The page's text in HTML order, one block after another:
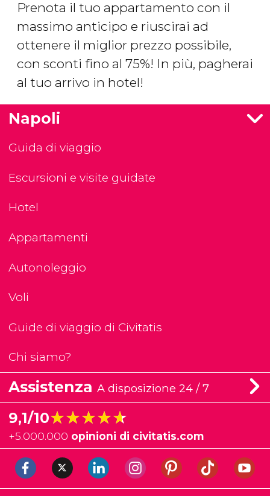
Prenota il tuo appartamento con il
massimo anticipo e riuscirai ad
ottenere il miglior prezzo possibile,
con sconti fino al 75%! In più, pagherai
al tuo arrivo in hotel!
Napoli
Guida di viaggio
Escursioni e visite guidate
Hotel
Appartamenti
Autonoleggio
Voli
Guide di viaggio di Civitatis
Chi siamo?
Assistenza A disposizione 24 / 7
9,1/10★★★★★
★★★★★
+5.000.000 opinioni di civitatis.com